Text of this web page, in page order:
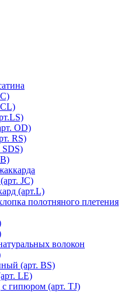
СL)
OD)
RS)
JC)
(арт.L)
полотняного плетения
волокон
(арт. BS)
LE)
с гипюром (арт. TJ)